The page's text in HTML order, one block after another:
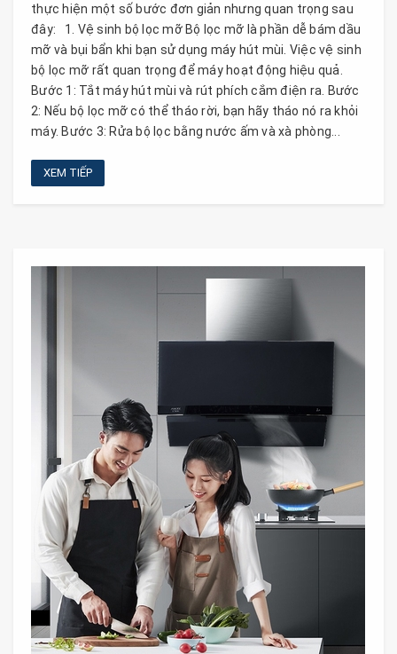
thực hiện một số bước đơn giản nhưng quan trọng sau
đây: 1. Vệ sinh bộ lọc mỡ Bộ lọc mỡ là phần dễ bám dầu
mỡ và bụi bẩn khi bạn sử dụng máy hút mùi. Việc vệ sinh
bộ lọc mỡ rất quan trọng để máy hoạt động hiệu quả.
Bước 1: Tắt máy hút mùi và rút phích cắm điện ra. Bước
2: Nếu bộ lọc mỡ có thể tháo rời, bạn hãy tháo nó ra khỏi
máy. Bước 3: Rửa bộ lọc bằng nước ấm và xà phòng...
XEM TIẾP